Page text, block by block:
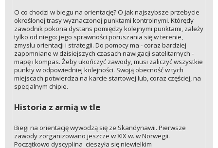
O co chodzi w biegu na orientację? O jak najszybsze przebycie
określonej trasy wyznaczonej punktami kontrolnymi. Którędy
zawodnik pokona dystans pomiędzy kolejnymi punktami, zależy
tylko od niego: jego sprawności poruszania się w terenie,
zmysłu orientacji i strategii. Do pomocy ma - coraz bardziej
zapomniane w dzisiejszych czasach nawigacji satelitarnych -
mapę i kompas. Żeby ukończyć zawody, musi zaliczyć wszystkie
punkty w odpowiedniej kolejności. Swoją obecność w tych
miejscach potwierdza na karcie startowej lub, coraz częściej, na
specjalnym chipie.
Historia z armią w tle
Biegi na orientację wywodzą się ze Skandynawii. Pierwsze
zawody zorganizowano jeszcze w XIX w. w Norwegii.
Początkowo dyscyplina cieszyła się niewielkim